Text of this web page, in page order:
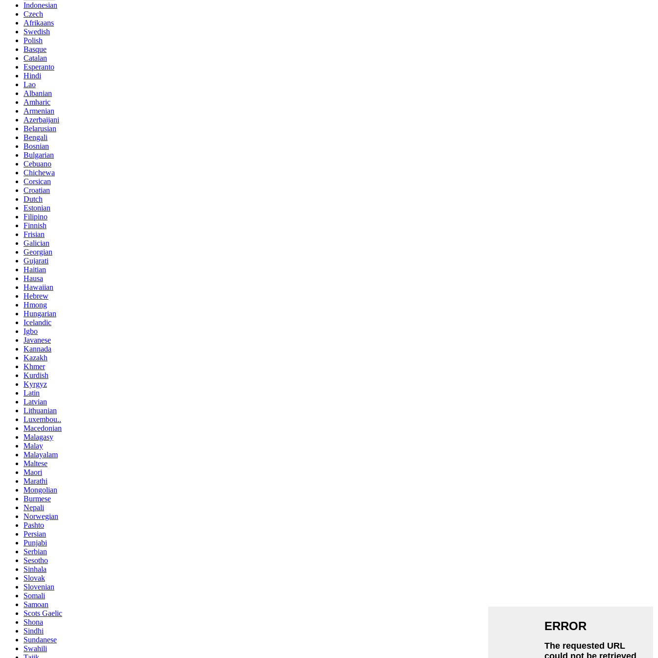
Indonesian
Czech
Afrikaans
Swedish
Polish
Basque
Catalan
Esperanto
Hindi
Lao
Albanian
Amharic
Armenian
Azerbaijani
Belarusian
Bengali
Bosnian
Bulgarian
Cebuano
Chichewa
Corsican
Croatian
Dutch
Estonian
Filipino
Finnish
Frisian
Galician
Georgian
Gujarati
Haitian
Hausa
Hawaiian
Hebrew
Hmong
Hungarian
Icelandic
Igbo
Javanese
Kannada
Kazakh
Khmer
Kurdish
Kyrgyz
Latin
Latvian
Lithuanian
Luxembou..
Macedonian
Malagasy
Malay
Malayalam
Maltese
Maori
Marathi
Mongolian
Burmese
Nepali
Norwegian
Pashto
Persian
Punjabi
Serbian
Sesotho
Sinhala
Slovak
Slovenian
Somali
Samoan
Scots Gaelic
Shona
Sindhi
Sundanese
Swahili